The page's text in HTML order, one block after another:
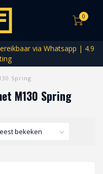
0
via Whatsapp | 4.9
Spring
M130 Spring